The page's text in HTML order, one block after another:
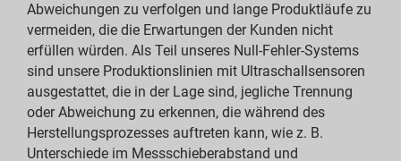
Abweichungen zu verfolgen und lange Produktläufe zu
vermeiden, die die Erwartungen der Kunden nicht
erfüllen würden. Als Teil unseres Null-Fehler-Systems
sind unsere Produktionslinien mit Ultraschallsensoren
ausgestattet, die in der Lage sind, jegliche Trennung
oder Abweichung zu erkennen, die während des
Herstellungsprozesses auftreten kann, wie z. B.
Unterschiede im Messschieberabstand und